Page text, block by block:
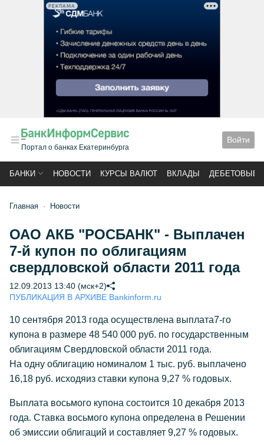
РЕКЛАМА
Портал о банках Екатеринбурга
Войти
БАНКИ НОВОСТИ КУРСЫ ВАЛЮТ ВКЛАДЫ ДЕБЕТОВЫЕ
Главная Новости
ОАО АКБ "РОСБАНК" - Выплачен
7-й купон по облигациям
свердловской области 2011 года
12.09.2013 13:40 (мск+2)
ПУБЛИКАЦИЯ В АРХИВЕ Bankinform.ru
10 сентября 2013 года осуществлена выплата7-го
купона в размере 48 540 000 руб. по государственным
облигациям Свердловской области 2011 года.
На одну облигацию номиналом 1 тыс. руб. выплачено
16,18 руб. исходяиз ставки купона 9,27 % годовых.
Выплата восьмого купона состоится 10 декабря 2013
года. Ставка восьмого купона определена в Решении
об эмиссии облигаций и составляет 9,27 % годовых.